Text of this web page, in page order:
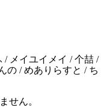
メイユイメイ / 个喆 /
の / めありらすと / ち
せん。